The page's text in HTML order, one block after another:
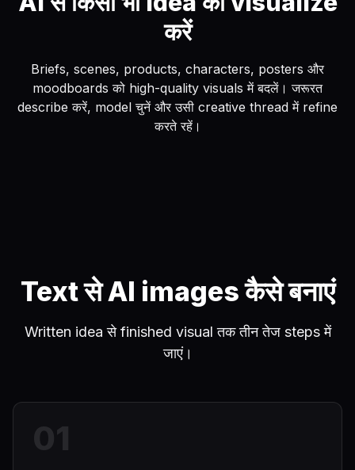
करें
Briefs, scenes, products, characters, posters और
moodboards को high-quality visuals में बदलें। जरूरत
describe करें, model चुनें और उसी creative thread में refine
करते रहें।
Text से AI images कैसे बनाएं
Written idea से finished visual तक तीन तेज steps में
जाएं।
01